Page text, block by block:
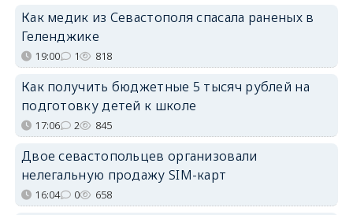
Как медик из Севастополя спасала раненых в
Геленджике
19:00 1 818
Как получить бюджетные 5 тысяч рублей на
подготовку детей к школе
17:06 2 845
Двое севастопольцев организовали
нелегальную продажу SIM-карт
16:04 0 658